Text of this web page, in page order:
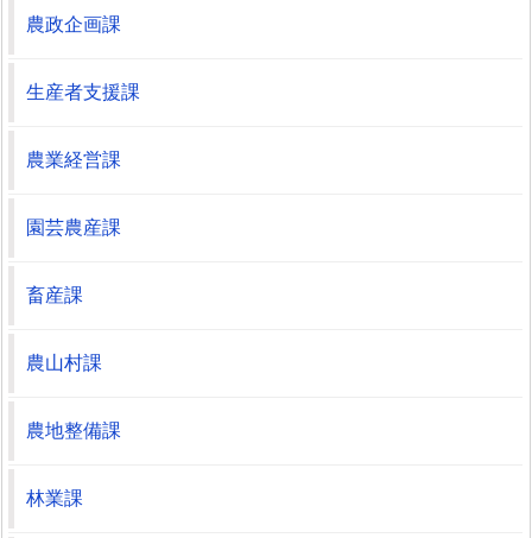
農政企画課
生産者支援課
農業経営課
園芸農産課
畜産課
農山村課
農地整備課
林業課